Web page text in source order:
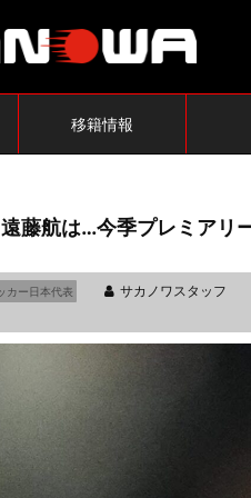
移籍情報
藤航は…今季プレミアリ
カー日本代表
サカノワスタッフ